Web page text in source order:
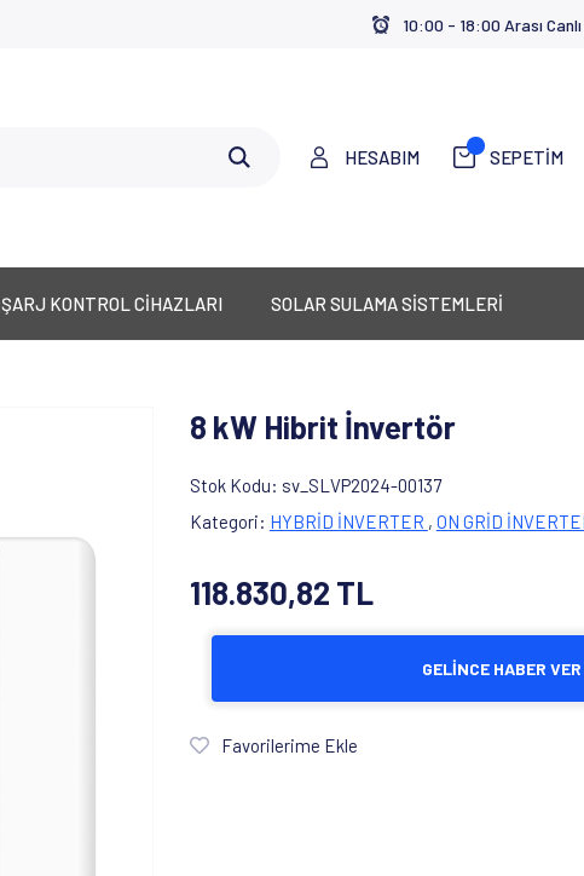
10:00 - 18:00 Arası
HESABIM SEPETİM
ŞARJ KONTROL CİHAZLARI SOLAR SULAMA SİSTEMLERİ
8 kW Hibrit İnvertör
Stok Kodu
sv_SLVP2024-00137
Kategori
HYBRİD İNVERTER , ON GRİD
118.830,82 TL
GELİNCE HABER VER
Favorilerime Ekle